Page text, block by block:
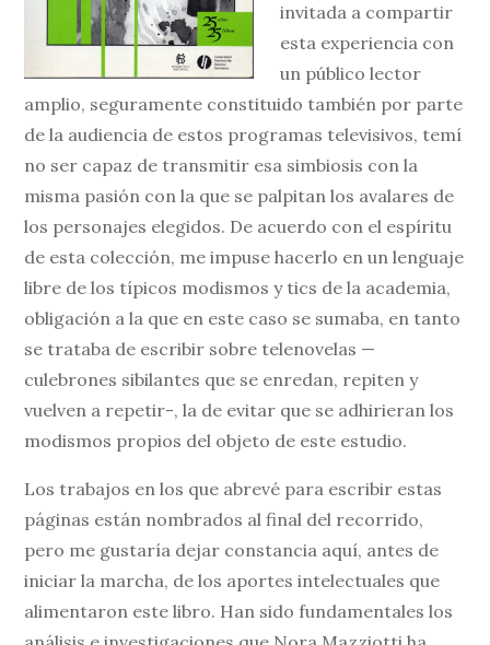
invitada a compartir
esta experiencia con
un público lector
amplio, seguramente constituido también por parte
de la audiencia de estos programas televisivos, temí
no ser capaz de transmitir esa simbiosis con la
misma pasión con la que se palpitan los avalares de
los personajes elegidos. De acuerdo con el espíritu
de esta colección, me impuse hacerlo en un lenguaje
libre de los típicos modismos y tics de la academia,
obligación a la que en este caso se sumaba, en tanto
se trataba de escribir sobre telenovelas —
culebrones sibilantes que se enredan, repiten y
vuelven a repetir-, la de evitar que se adhirieran los
modismos propios del objeto de este estudio.
Los trabajos en los que abrevé para escribir estas
páginas están nombrados al final del recorrido,
pero me gustaría dejar constancia aquí, antes de
iniciar la marcha, de los aportes intelectuales que
alimentaron este libro. Han sido fundamentales los